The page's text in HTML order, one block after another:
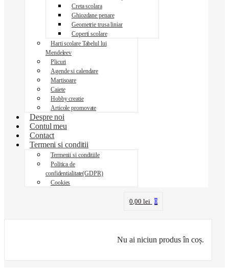
Creta scolara
Ghiozdane penare
Geometrie trusa liniar
Coperti scolare
Harti scolare Tabelul lui
Mendeleev
Plicuri
Agende si calendare
Martisoare
Caiete
Hobby creatie
Articole promovate
Despre noi
Contul meu
Contact
Termeni si conditii
Termenii si conditiile
Politica de
confidentialitate(GDPR)
Cookies
0,00lei 0
Nu ai niciun produs în coș.